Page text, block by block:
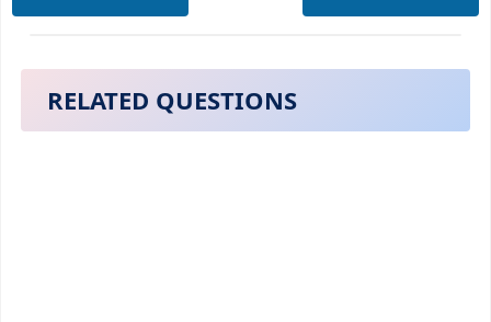
RELATED QUESTIONS